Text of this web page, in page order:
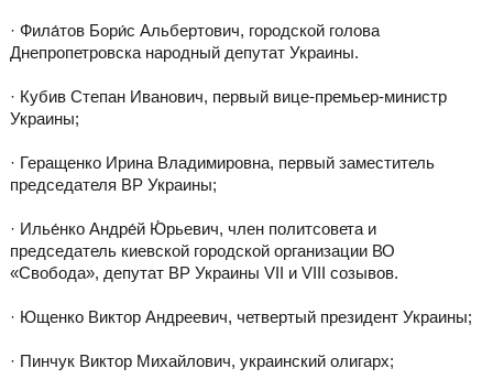
· Фила́тов Бори́с Альбертович, городской голова
Днепропетровска народный депутат Украины.
· Кубив Степан Иванович, первый вице-премьер-министр
Украины;
· Геращенко Ирина Владимировна, первый заместитель
председателя ВР Украины;
· Илье́нко Андре́й Ю́рьевич, член политсовета и
председатель киевской городской организации ВО
«Свобода», депутат ВР Украины VII и VIII созывов.
· Ющенко Виктор Андреевич, четвертый президент Украины;
· Пинчук Виктор Михайлович, украинский олигарх;